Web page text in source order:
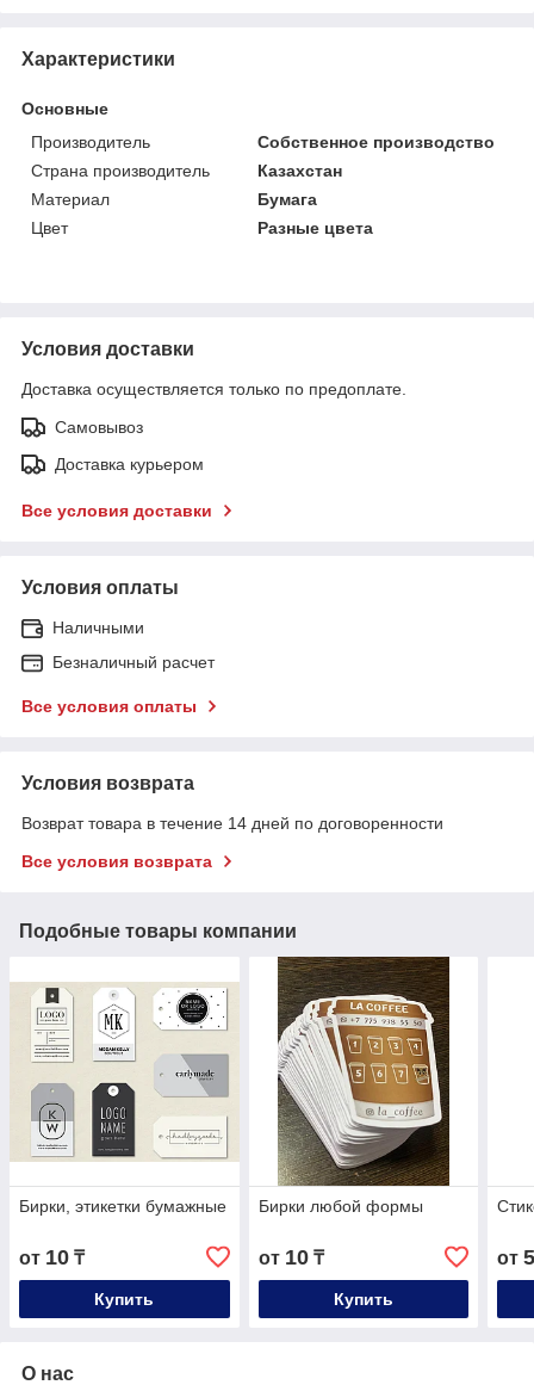
Характеристики
Основные
Производитель
Собственное производство
Страна производитель
Казахстан
Материал
Бумага
Цвет
Разные цвета
Условия доставки
Доставка осуществляется только по предоплате.
Самовывоз
Доставка курьером
Все условия доставки
Условия оплаты
Наличными
Безналичный расчет
Все условия оплаты
Условия возврата
Возврат товара в течение 14 дней по договоренности
Все условия возврата
Подобные товары компании
Бирки, этикетки бумажные
от 10 ₸
Купить
Бирки любой формы
от 10₸
Купить
от
О нас